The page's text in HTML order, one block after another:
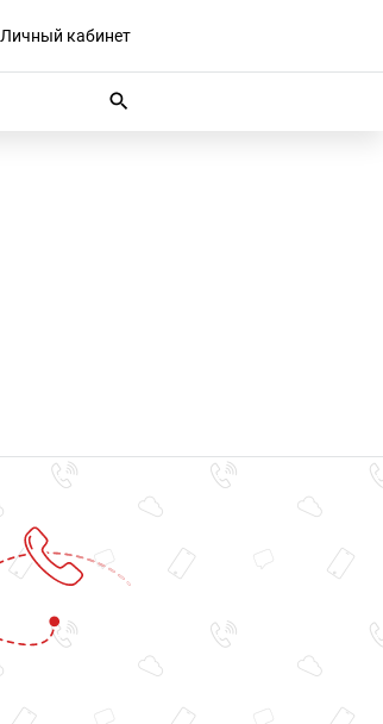
Личный кабинет